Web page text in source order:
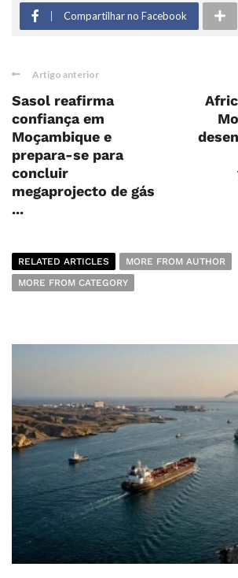
Compartilhar no Facebook
Artigo anterior
Sasol reafirma
confiança em
Moçambique e
prepara-se para
concluir
megaprojecto de gás
...
RELATED ARTICLES
MORE FROM AUTHOR
MORE FROM CATEGORY